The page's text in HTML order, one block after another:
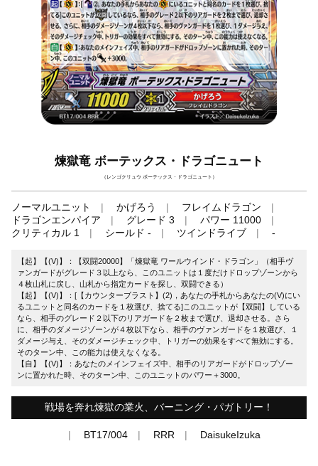
煉獄竜 ボーテックス・ドラゴニュート
（レンゴクリュウ ボーテックス・ドラゴニュート）
ノーマルユニット かげろう
フレイムドラゴン
ドラゴンエンパイア
グレード 3
パワー 11000
クリティカル 1
シールド - ツインドライブ -
【起】【(V)】：【双闘20000】「煉獄竜 ワールウインド・ドラゴン」（相手ヴ
ァンガードがグレード３以上なら、このユニットは１度だけドロップゾーンから
４枚山札に戻し、山札から指定カードを探し、双闘できる）
【起】【(V)】：[【カウンターブラスト】(2)，あなたの手札からあなたの(V)にい
るユニットと同名のカードを１枚選び、捨てる]このユニットが【双闘】している
なら、相手のグレード２以下のリアガードを２枚まで選び、退却させる。さら
に、相手のダメージゾーンが４枚以下なら、相手のヴァンガードを１枚選び、１
ダメージ与え、そのダメージチェック中、トリガーの効果をすべて無効にする。
そのターン中、この能力は使えなくなる。
【自】【(V)】：あなたのメインフェイズ中、相手のリアガードがドロップゾー
ンに置かれた時、そのターン中、このユニットのパワー＋3000。
戦場を奔れ煉獄の業火、バーニング・パガトリー！
BT17/004 RRR DaisukeIzuka